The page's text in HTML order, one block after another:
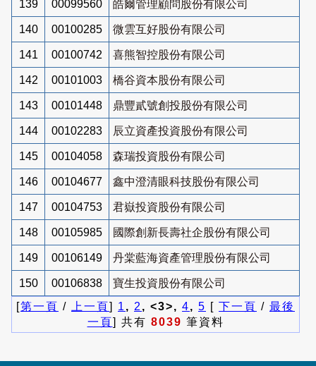
139 00099560 皓爾管理顧問股份有限公司
140 00100285 微雲互好股份有限公司
141 00100742 喜熊智控股份有限公司
142 00101003 橋谷資本股份有限公司
143 00101448 鼎豐貳號創投股份有限公司
144 00102283 辰立資產投資股份有限公司
145 00104058 森瑞投資股份有限公司
146 00104677 鑫中澄清眼科技股份有限公司
147 00104753 君嶽投資股份有限公司
148 00105985 國際創新長壽社企股份有限公司
149 00106149 丹棠藍海資產管理股份有限公司
150 00106838
寶生投資股份有限公司
[第一頁 / 上一頁] 1 , 2 , <3>, 4, 5 [ 下一頁 / 最後
一頁] 共有 8039 筆資料